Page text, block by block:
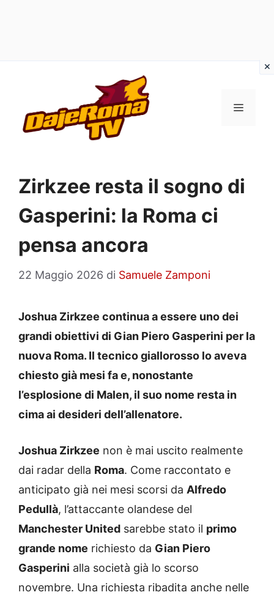
contenuto
MENU
Zirkzee resta il sogno di
Gasperini: la Roma ci
pensa ancora
22 Maggio 2026 di Samuele Zamponi
Joshua Zirkzee continua a essere uno dei
grandi obiettivi di Gian Piero Gasperini per la
nuova Roma. Il tecnico giallorosso lo aveva
chiesto già mesi fa e, nonostante
l’esplosione di Malen, il suo nome resta in
cima ai desideri dell’allenatore.
Joshua Zirkzee non è mai uscito realmente
dai radar della Roma. Come raccontato e
anticipato già nei mesi scorsi da Alfredo
Pedullà, l’attaccante olandese del
Manchester United sarebbe stato il primo
grande nome richiesto da Gian Piero
Gasperini alla società già lo scorso
novembre. Una richiesta ribadita anche nelle